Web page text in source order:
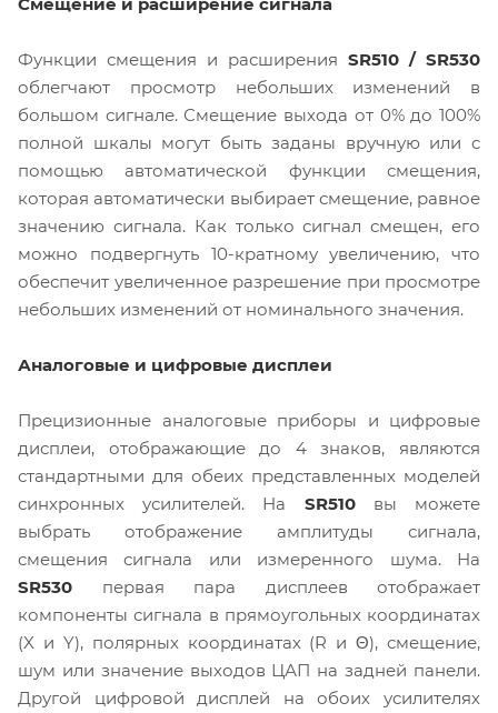
Функции смещения и расширения SR510 / SR530
облегчают просмотр небольших изменений в
большом сигнале. Смещение выхода от 0% до 100%
полной шкалы могут быть заданы вручную или с
помощью автоматической функции смещения,
которая автоматически выбирает смещение, равное
значению сигнала. Как только сигнал смещен, его
можно подвергнуть 10-кратному увеличению, что
обеспечит увеличенное разрешение при просмотре
небольших изменений от номинального значения.
Аналоговые и цифровые дисплеи
Прецизионные аналоговые приборы и цифровые
дисплеи, отображающие до 4 знаков, являются
стандартными для обеих представленных моделей
синхронных усилителей. На SR510вы можете
выбрать отображение амплитуды сигнала,
смещения сигнала или измеренного шума. На
SR530 первая пара дисплеев отображает
компоненты сигнала в прямоугольных координатах
(X и Y), полярных координатах (R и Θ), смещение,
шум или значение выходов ЦАП на задней панели.
Другой цифровой дисплей на обоих усилителях